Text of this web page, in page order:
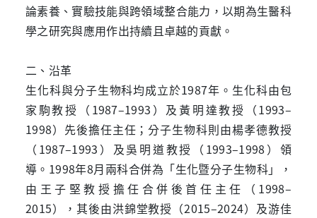
論素養、實驗技能與跨領域整合能力，以期為生醫科
學之研究與應用作出持續且卓越的貢獻。
二、沿革
生化科與分子生物科均成立於1987年。生化科由包
家駒教授（1987–1993）及黃明達教授（1993–
1998）先後擔任主任；分子生物科則由楊孝德教授
（1987–1993）及吳明道教授（1993–1998）領
導。1998年8月兩科合併為「生化暨分子生物科」，
由王子堅教授擔任合併後首任主任（1998–
2015），其後由洪錦堂教授（2015–2024）及游佳